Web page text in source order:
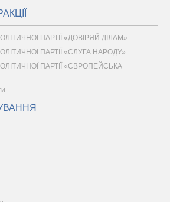
ПАРТІЇ «ДОВІРЯЙ ДІЛАМ»
ПАРТІЇ «СЛУГА НАРОДУ»
ПАРТІЇ «ЄВРОПЕЙСЬКА